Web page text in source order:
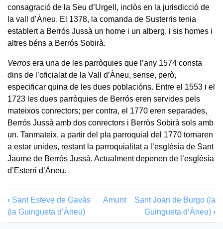
consagració de la Seu d’Urgell, inclòs en la jurisdicció de
la vall d’Àneu. El 1378, la comanda de Susterris tenia
establert a Berrós Jussà un home i un alberg, i sis homes i
altres béns a Berrós Sobirà.
Verros era una de les parròquies que l’any 1574 consta
dins de l’oficialat de la Vall d’Àneu, sense, però,
especificar quina de les dues poblacións. Entre el 1553 i el
1723 les dues parròquies de Berrós eren servides pels
mateixos conrectors; per contra, el 1770 eren separades,
Berrós Jussà amb dos conrectors i Berròs Sobirà sols amb
un. Tanmateix, a partir del pla parroquial del 1770 tornaren
a estar unides, restant la parroquialitat a l’església de Sant
Jaume de Berrós Jussà. Actualment depenen de l’església
d’Esterri d’Àneu.
‹ Sant Esteve de Gavàs
(la Guingueta d’Àneu)
Amunt
Sant Joan de Burgo (la
Guingueta d’Àneu) ›